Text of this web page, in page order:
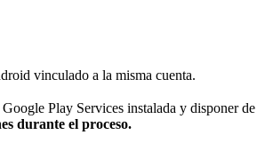
vinculado a la misma cuenta.
Play Services instalada y disponer de
durante el proceso.